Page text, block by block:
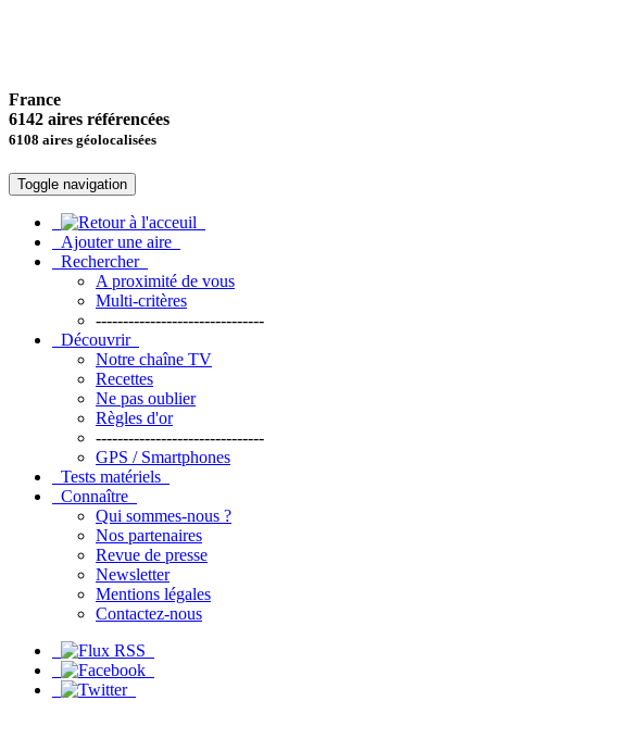
France
6142 aires référencées
6108 aires géolocalisées
Toggle navigation
Ajouter une aire
Rechercher
A proximité de vous
Multi-critères
-------------------------------
Découvrir
Notre chaîne TV
Recettes
Ne pas oublier
Règles d'or
-------------------------------
GPS / Smartphones
Tests matériels
Connaître
Qui sommes-nous ?
Nos partenaires
Revue de presse
Newsletter
Mentions légales
Contactez-nous